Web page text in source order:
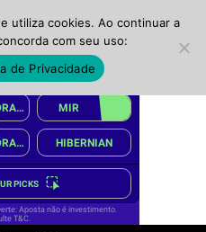
utiliza cookies. Ao continuar a
com seu uso:
de Privacidade